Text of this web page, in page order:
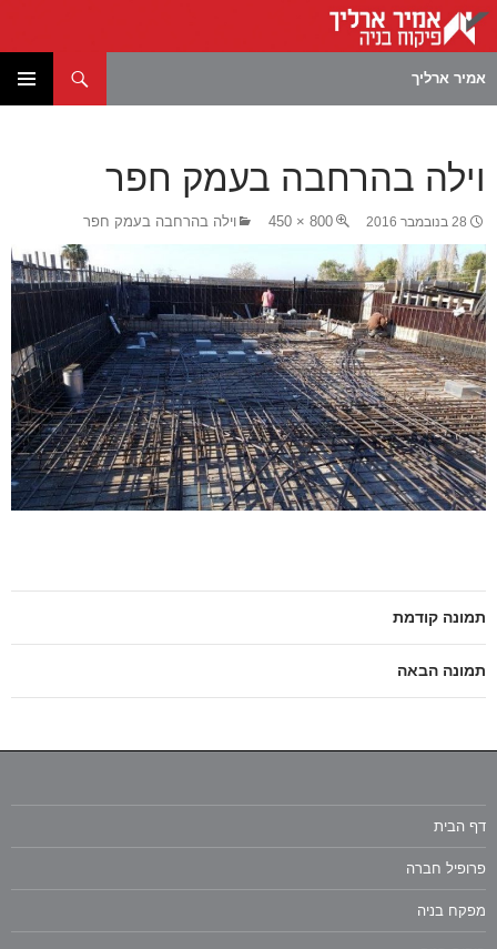
אמיר ארליך
וילה בהרחבה בעמק חפר
28 בנובמבר 2016 800 × 450 וילה בהרחבה בעמק חפר
תמונה קודמת
תמונה הבאה
דף הבית
פרופיל חברה
מפקח בניה